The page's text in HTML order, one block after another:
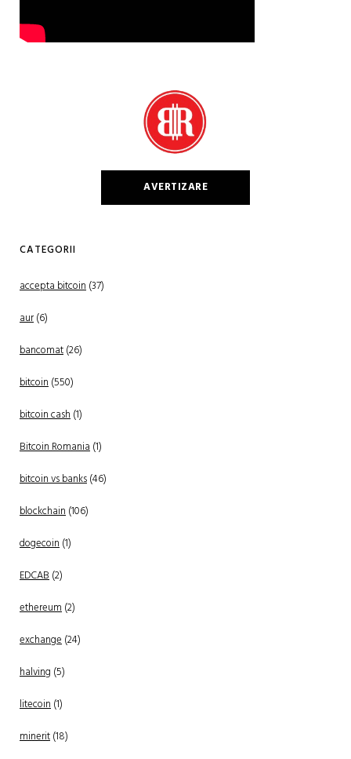
AVERTIZARE
CATEGORII
accepta bitcoin(37)
aur(6)
bancomat(26)
bitcoin(550)
bitcoin cash(1)
Bitcoin Romania(1)
bitcoin vs banks(46)
blockchain(106)
dogecoin(1)
EDCAB(2)
ethereum(2)
exchange(24)
halving (5)
litecoin(1)
minerit(18)